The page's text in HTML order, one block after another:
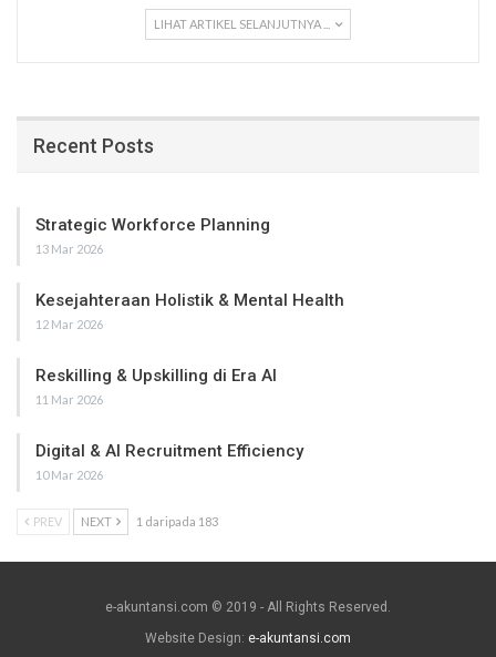
LIHAT ARTIKEL SELANJUTNYA ...
Recent Posts
Strategic Workforce Planning
13 Mar 2026
Kesejahteraan Holistik & Mental Health
12 Mar 2026
Reskilling & Upskilling di Era AI
11 Mar 2026
Digital & AI Recruitment Efficiency
10 Mar 2026
PREV NEXT 1 daripada 183
e-akuntansi.com © 2019 - All Rights Reserved.
Website Design: e-akuntansi.com